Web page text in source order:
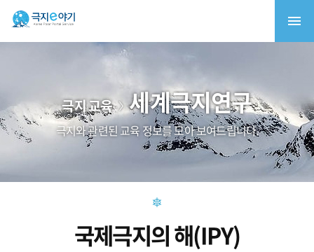
극지 교육 세계극지연구
극지와 관련된 교육 정보를 모아 보여드립니다.
국제극지의 해(IPY)